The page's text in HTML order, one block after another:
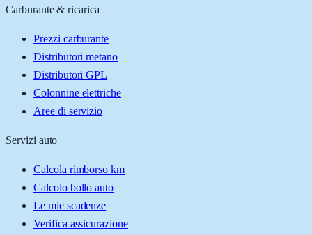
Carburante & ricarica
Prezzi carburante
Distributori metano
Distributori GPL
Colonnine elettriche
Aree di servizio
Servizi auto
Calcola rimborso km
Calcolo bollo auto
Le mie scadenze
Verifica assicurazione